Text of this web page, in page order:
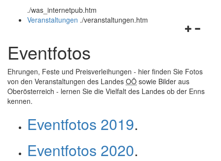
und
schließen
./was_internetpub.htm
Veranstaltungen ./veranstaltungen.htm
Eventfotos
Ehrungen, Feste und Preisverleihungen - hier finden Sie Fotos
von den Veranstaltungen des Landes OÖ sowie Bilder aus
Oberösterreich - lernen Sie die Vielfalt des Landes ob der Enns
kennen.
Eventfotos 2019.
Eventfotos 2020.